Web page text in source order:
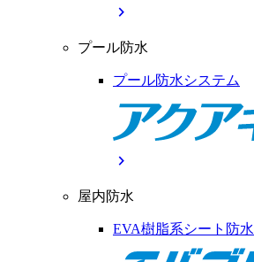
chevron_right
プール防水
プール防水システム
chevron_right
屋内防水
EVA樹脂系シート防水